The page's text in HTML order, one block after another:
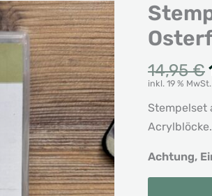
14,95€
inkl. 19 % MwSt.
Stempelset
Acrylblöcke.
Achtung,
Stempelset